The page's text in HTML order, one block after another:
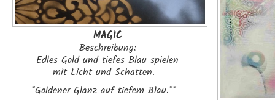
MAGIC
Beschreibung:
Edles Gold und tiefes Blau spielen
mit Licht und Schatten.
*Goldener Glanz auf tiefem Blau.**